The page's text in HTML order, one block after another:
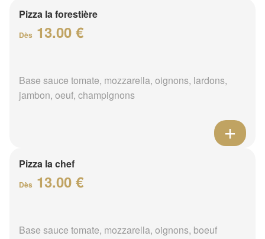
Pizza la forestière
Dès 13.00 €
Base sauce tomate, mozzarella, oignons, lardons,
jambon, oeuf, champignons
Pizza la chef
Dès 13.00 €
Base sauce tomate, mozzarella, oignons, boeuf